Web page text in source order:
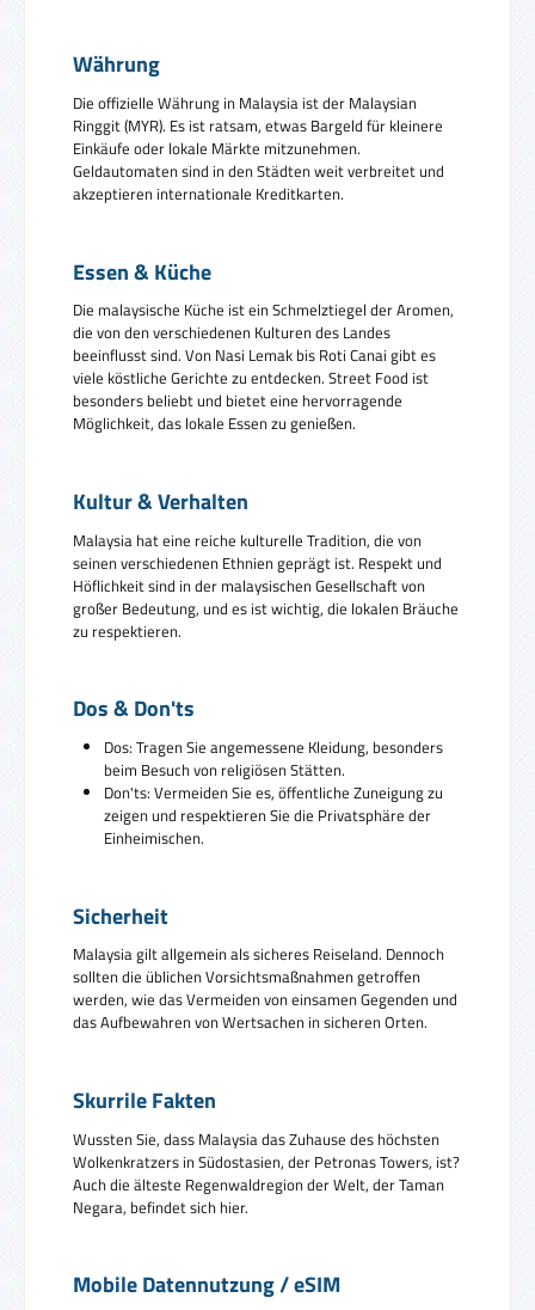
Währung
Die offizielle Währung in Malaysia ist der Malaysian
Ringgit (MYR). Es ist ratsam, etwas Bargeld für kleinere
Einkäufe oder lokale Märkte mitzunehmen.
Geldautomaten sind in den Städten weit verbreitet und
akzeptieren internationale Kreditkarten.
Essen & Küche
Die malaysische Küche ist ein Schmelztiegel der Aromen,
die von den verschiedenen Kulturen des Landes
beeinflusst sind. Von Nasi Lemak bis Roti Canai gibt es
viele köstliche Gerichte zu entdecken. Street Food ist
besonders beliebt und bietet eine hervorragende
Möglichkeit, das lokale Essen zu genießen.
Kultur & Verhalten
Malaysia hat eine reiche kulturelle Tradition, die von
seinen verschiedenen Ethnien geprägt ist. Respekt und
Höflichkeit sind in der malaysischen Gesellschaft von
großer Bedeutung, und es ist wichtig, die lokalen Bräuche
zu respektieren.
Dos & Don'ts
Dos: Tragen Sie angemessene Kleidung, besonders
beim Besuch von religiösen Stätten.
Don'ts: Vermeiden Sie es, öffentliche Zuneigung zu
zeigen und respektieren Sie die Privatsphäre der
Einheimischen.
Sicherheit
Malaysia gilt allgemein als sicheres Reiseland. Dennoch
sollten die üblichen Vorsichtsmaßnahmen getroffen
werden, wie das Vermeiden von einsamen Gegenden und
das Aufbewahren von Wertsachen in sicheren Orten.
Skurrile Fakten
Wussten Sie, dass Malaysia das Zuhause des höchsten
Wolkenkratzers in Südostasien, der Petronas Towers, ist?
Auch die älteste Regenwaldregion der Welt, der Taman
Negara, befindet sich hier.
Mobile Datennutzung / eSIM